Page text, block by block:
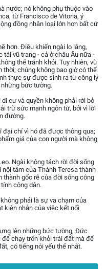
nước; nó không phụ thuộc vào
từ Francisco de Vitoria, ý
đồng nhân loại lớn hơn bất cứ
hơn. Điều khiến ngài lo lắng,
vũ trang - cả ở châu Âu nữa -
thể tránh khỏi. Tuy nhiên, vũ
thời; chúng không bao giờ có thể
thực sự được sinh ra từ công lý
bức tường.
cư và quyền không phải rời bỏ
trừ sức mạnh ngôn từ, bởi vì lời
đường.
đại chỉ vì nó đã được thông qua;
giá của con người mà không
Ngài không tách rời đời sống
tâm của Thánh Teresa thành
thành gốc rễ của đời sống công
công dân.
phải là sự va chạm của
kiên nhẫn của việc kết nối
lên những bức tường, Đức
chạy trốn khỏi trái đất mà để
có tiếng nói yếu thế nhất.